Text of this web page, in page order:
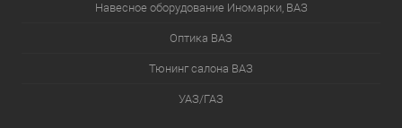
Навесное оборудование Иномарки, ВАЗ
Оптика ВАЗ
Тюнинг салона ВАЗ
УАЗ/ГАЗ